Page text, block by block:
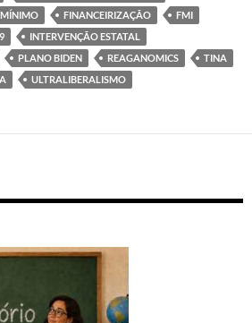
MÍNIMO FINANCEIRIZAÇÃO
FMI
INTERVENÇÃO ESTATAL
PLANO BIDEN REAGANOMICS
TINA
ULTRALIBERALISMO